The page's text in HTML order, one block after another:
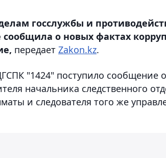
госслужбы и
о новых фактах
передает Zakon.kz.
"1424" поступило сообщение о
начальника следственного
и следователя того же